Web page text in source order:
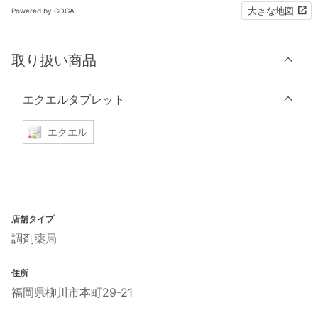
Powered by GOGA 大きな地図
取り扱い商品
エクエルタブレット
エクエル
店舗タイプ
調剤薬局
住所
福岡県柳川市本町29-21